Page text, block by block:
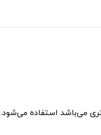
می‌باشد استفاده می‌شود.